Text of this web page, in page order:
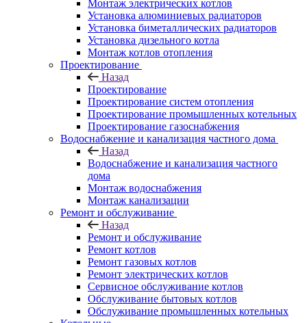
Монтаж электрических котлов
Установка алюминиевых радиаторов
Установка биметаллических радиаторов
Установка дизельного котла
Монтаж котлов отопления
Проектирование
Назад
Проектирование
Проектирование систем отопления
Проектирование промышленных котельных
Проектирование газоснабжения
Водоснабжение и канализация частного дома
Назад
Водоснабжение и канализация частного
дома
Монтаж водоснабжения
Монтаж канализации
Ремонт и обслуживание
Назад
Ремонт и обслуживание
Ремонт котлов
Ремонт газовых котлов
Ремонт электрических котлов
Сервисное обслуживание котлов
Обслуживание бытовых котлов
Обслуживание промышленных котельных